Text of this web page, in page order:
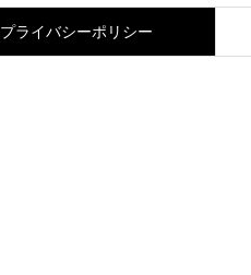
プライバシーポリシー